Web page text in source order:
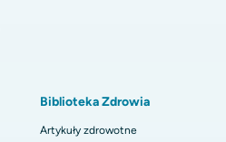
Biblioteka Zdrowia
Artykuły zdrowotne